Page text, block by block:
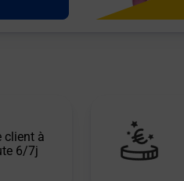
client à
6/7j